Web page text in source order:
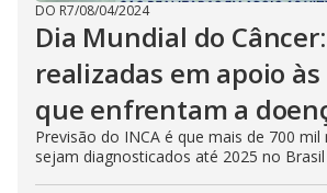
DO R7/08/04/2024
Dia Mundial do
realizadas em apoio às
que enfrentam a
Previsão do INCA é que mais de 700 mil
sejam diagnosticados até 2025 no Brasil